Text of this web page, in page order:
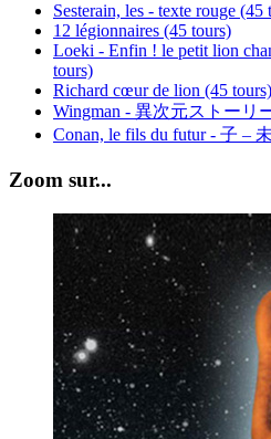
Sesterain, les - texte rouge (45
12 légionnaires (45 tours)
Loeki - Enfin ! le petit lion
tours)
Richard cœur de lion (45 tours)
Wingman - 異次元ストーリ
Conan, le fils du futur - 子 –
Zoom sur...